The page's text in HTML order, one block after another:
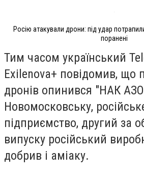
Росію атакували дрони: під удар
поранені
Тим часом український
Exilenova+ повідомив, що
дронів опинився "НАК
Новомосковську,
підприємство, другий за
випуску російський
добрив і аміаку.